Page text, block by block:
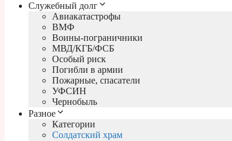
Служебный долг
Авиакатастрофы
ВМФ
Воины-пограничники
МВД/КГБ/ФСБ
Особый риск
Погибли в армии
Пожарные, спасатели
УФСИН
Чернобыль
Разное
Категории
Солдатский храм